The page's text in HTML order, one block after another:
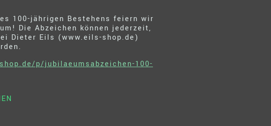
100-jährigen Bestehens feiern wir
Die Abzeichen können jederzeit,
Dieter Eils (www.eils-shop.de)
p/jubilaeumsabzeichen-100-